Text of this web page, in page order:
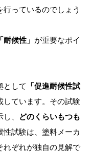
っているのでしょう
「耐候性」 が重要なポイ
として
「促進耐候性試
しています。その試験
、
どのくらいもつも
性試験は、塗料メーカ
れぞれが独自の見解で